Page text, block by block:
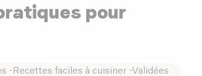
pour
-Recettes faciles à cuisiner -Validées